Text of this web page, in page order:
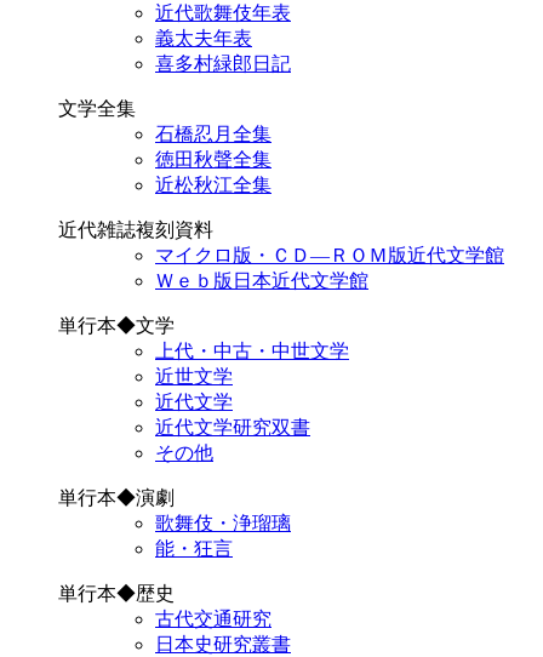
近代歌舞伎年表
義太夫年表
喜多村緑郎日記
文学全集
石橋忍月全集
徳田秋聲全集
近松秋江全集
近代雑誌複刻資料
マイクロ版・ＣＤ―ＲＯＭ版近代文学館
Ｗｅｂ版日本近代文学館
単行本◆文学
上代・中古・中世文学
近世文学
近代文学
近代文学研究双書
その他
単行本◆演劇
歌舞伎・浄瑠璃
能・狂言
単行本◆歴史
古代交通研究
日本史研究叢書